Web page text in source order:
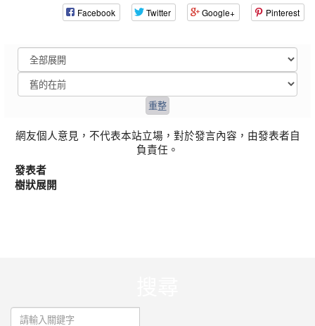
Facebook Twitter Google+ Pinterest
網友個人意見，不代表本站立場，對於發言內容，由發表者自
負責任。
發表者
樹狀展開